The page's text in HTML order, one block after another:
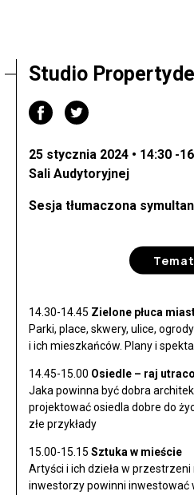
Studio
25 stycznia 2024 • 14:30 -
Sali Audytoryjnej
Sesja tłumaczona
14.30-14.45 Zielone płuca
Parki, place, skwery, ulice,
i ich mieszkańców. Plany i
14.45-15.00 Osiedle – raj
Jaka powinna być dobra
projektować osiedla dobre do
złe przykłady
15.00-15.15 Sztuka w mieście
Artyści i ich dzieła w
inwestorzy powinni inwestować